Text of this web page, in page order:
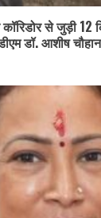
से जुड़ी 12
डॉ. आशीष